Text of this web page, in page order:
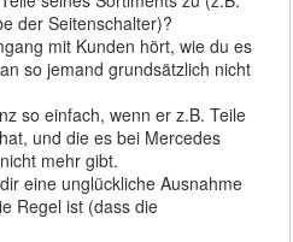
der Seitenschalter)?
mit Kunden hört, wie du es
so jemand grundsätzlich nicht
so einfach, wenn er z.B. Teile
und die es bei Mercedes
mehr gibt.
eine unglückliche Ausnahme
Regel ist (dass die